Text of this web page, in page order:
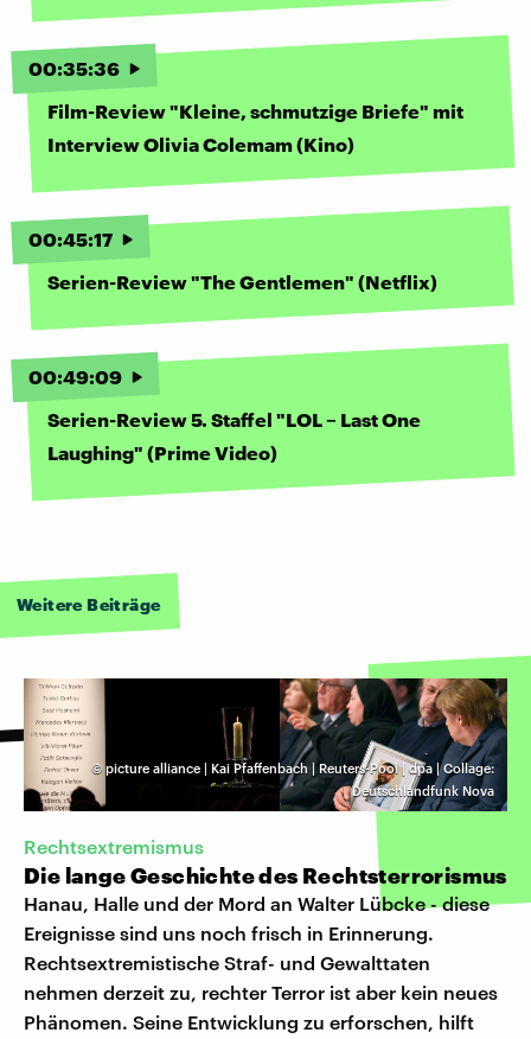
00:35:36
Film-Review "Kleine, schmutzige Briefe" mit
Interview Olivia Colemam (Kino)
00:45:17
Serien-Review "The Gentlemen" (Netflix)
00:49:09
Serien-Review 5. Staffel "LOL – Last One
Laughing" (Prime Video)
Weitere Beiträge
© picture alliance | Kai Pfaffenbach | Reuters-Pool | dpa | Collage:
Deutschlandfunk Nova
Rechtsextremismus
Die lange Geschichte des Rechtsterrorismus
Hanau, Halle und der Mord an Walter Lübcke - diese
Ereignisse sind uns noch frisch in Erinnerung.
Rechtsextremistische Straf- und Gewalttaten
nehmen derzeit zu, rechter Terror ist aber kein neues
Phänomen. Seine Entwicklung zu erforschen, hilft